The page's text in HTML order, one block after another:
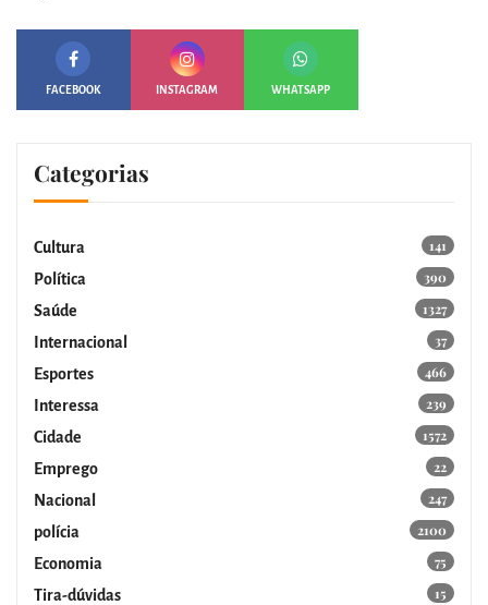
FACEBOOK INSTAGRAM WHATSAPP
Categorias
Cultura
141
Política
390
Saúde
1327
Internacional
37
Esportes
466
Interessa
239
Cidade
1572
Emprego
22
Nacional
247
polícia
2100
Economia
75
Tira-dúvidas
15